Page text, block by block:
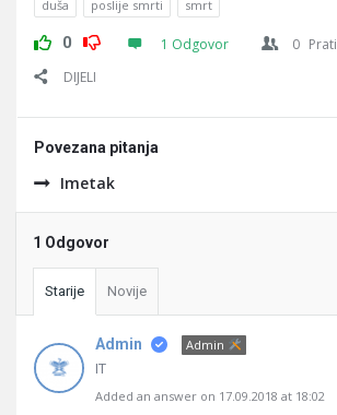
duša poslije smrti smrt
0 1 Odgovor 0 Prati
DIJELI
Povezana pitanja
Imetak
1 Odgovor
Starije Novije
Admin Admin
IT
Added an answer on 17.09.2018 at 18:02